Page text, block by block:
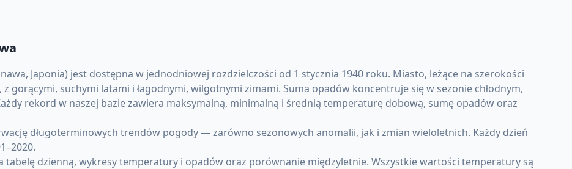
Japonia) jest dostępna w jednodniowej rozdzielczości od 1 stycznia 1940 roku. Miasto, leżące na szerokości
gorącymi, suchymi latami i łagodnymi, wilgotnymi zimami. Suma opadów koncentruje się w sezonie chłodnym,
rekord w naszej bazie zawiera maksymalną, minimalną i średnią temperaturę dobową, sumę opadów oraz
długoterminowych trendów pogody — zarówno sezonowych anomalii, jak i zmian wieloletnich. Każdy dzień
tabelę dzienną, wykresy temperatury i opadów oraz porównanie międzyletnie. Wszystkie wartości temperatury są